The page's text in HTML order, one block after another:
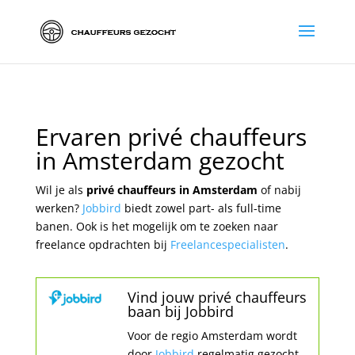
Ervaren privé chauffeurs
in Amsterdam gezocht
Wil je als privé chauffeurs in Amsterdam of nabij
werken? Jobbird biedt zowel part- als full-time
banen. Ook is het mogelijk om te zoeken naar
freelance opdrachten bij Freelancespecialisten.
Vind jouw privé chauffeurs
baan bij Jobbird
Voor de regio Amsterdam wordt